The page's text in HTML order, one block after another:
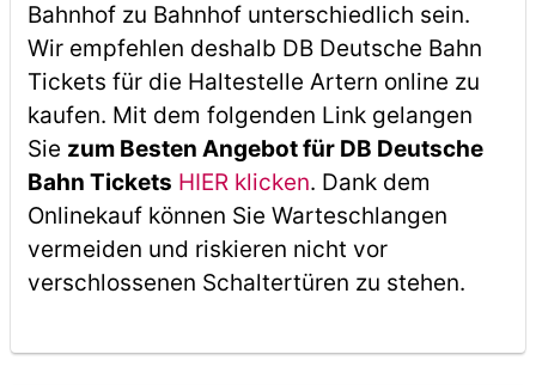
Bahnhof zu Bahnhof unterschiedlich sein.
Wir empfehlen deshalb DB Deutsche Bahn
Tickets für die Haltestelle Artern online zu
kaufen. Mit dem folgenden Link gelangen
Sie zum Besten Angebot für DB Deutsche
Bahn Tickets HIER klicken. Dank dem
Onlinekauf können Sie Warteschlangen
vermeiden und riskieren nicht vor
verschlossenen Schaltertüren zu stehen.